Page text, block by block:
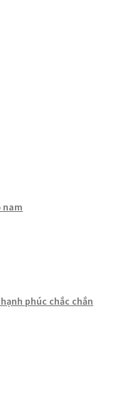
nam
phúc chắc chắn